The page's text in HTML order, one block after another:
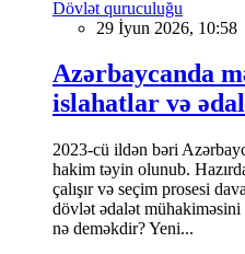
Dövlət quruculuğu
29 İyun 2026, 10:58
Azərbaycanda
islahatlar və
2023-cü ildən bəri
hakim təyin olunub.
çalışır və seçim prosesi
dövlət ədalət
nə deməkdir? Yeni...